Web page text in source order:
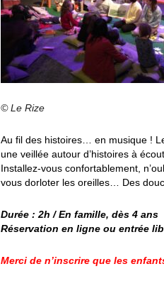
© Le Rize
Au fil des histoires… en musique !
une veillée autour d’histoires à
Installez-vous confortablement,
vous dorloter les oreilles… Des
Durée : 2h / En famille, dès 4 ans
Réservation en ligne ou entrée
Merci de n’inscrire que les